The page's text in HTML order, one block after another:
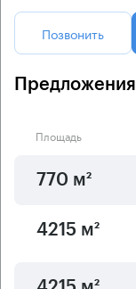
Позвонить
Площадь
770 м²
4215 м²